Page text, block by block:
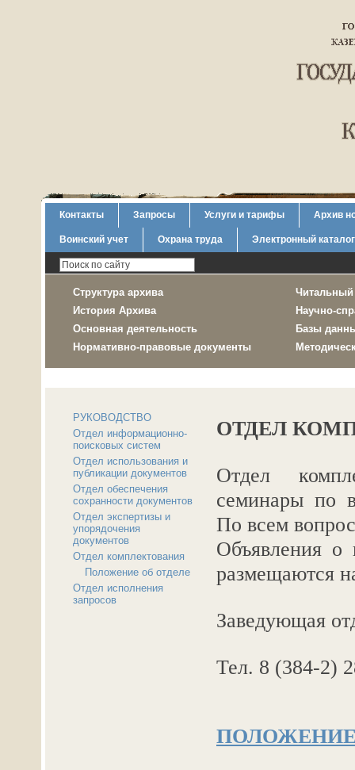
Контакты Запросы Услуги и тарифы Архив
Воинский учет Охрана труда Электронный каталог
Структура архива
История Архива
Основная деятельность
Нормативно-правовые документы
Читальный
Научно-
Базы
РУКОВОДСТВО
Отдел информационно-
поисковых систем
Отдел использования и
публикации документов
Отдел обеспечения
сохранности документов
Отдел экспертизы и
упорядочения
документов
Отдел комплектования
Положение об отделе
Отдел исполнения
запросов
ОТДЕЛ
Отдел
семинары по
По всем
Объявления о
размещаются
Заведующая
Тел. 8 (384-2)